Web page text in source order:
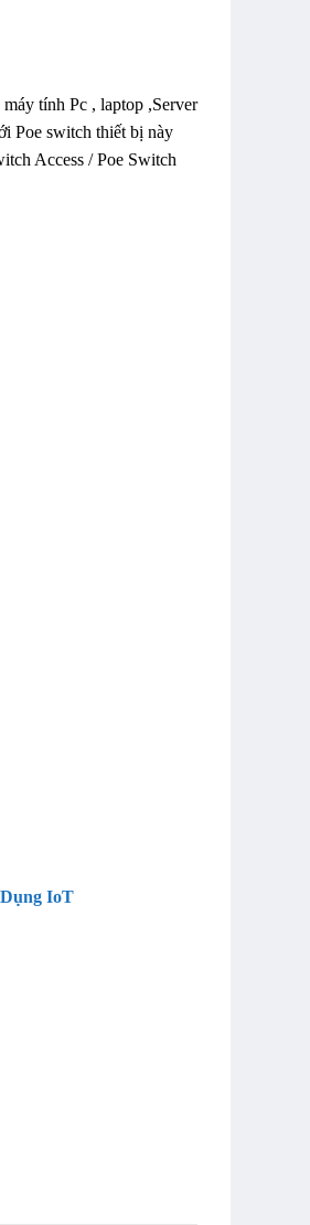
tính Pc , laptop ,Server
Poe switch thiết bị này
Access / Poe Switch
IoT